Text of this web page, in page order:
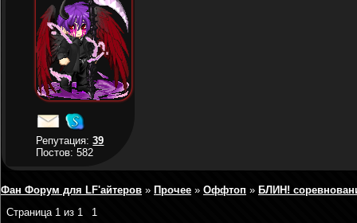
Репутация:39
Постов: 582
Фан Форум для LF'айтеров » Прочее » Оффтоп » БЛИН!
Страница 1 из 1 1